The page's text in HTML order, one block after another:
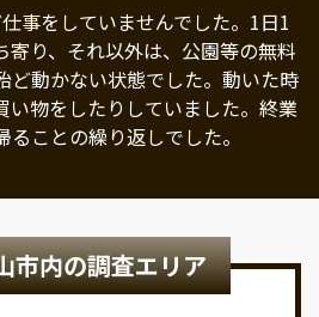
事をしていませんでした。1日1
寄り、それ以外は、公園等の無料
ど動かない状態でした。動いた時
い物をしたりしていました。終業
ことの繰り返しでした。
市内の調査エリア